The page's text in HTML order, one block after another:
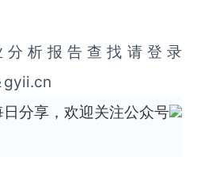
报告查找请登录
gyii.cn
分享，欢迎关注公众号